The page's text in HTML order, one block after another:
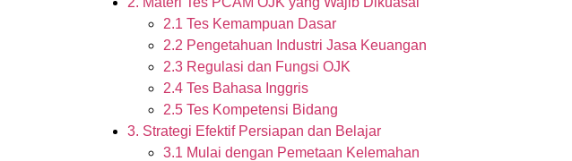
2.1 Tes Kemampuan Dasar
2.2 Pengetahuan Industri Jasa Keuangan
2.3 Regulasi dan Fungsi OJK
2.4 Tes Bahasa Inggris
2.5 Tes Kompetensi Bidang
3. Strategi Efektif Persiapan dan Belajar
3.1 Mulai dengan Pemetaan Kelemahan